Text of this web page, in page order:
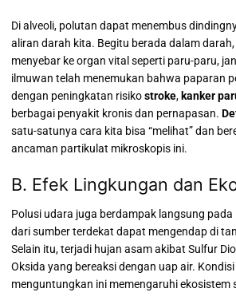
Di alveoli, polutan dapat menembus
aliran darah kita. Begitu berada dalam
menyebar ke organ vital seperti paru-paru,
ilmuwan telah menemukan bahwa paparan
dengan peningkatan risikostroke, kanker
berbagai penyakit kronis dan pernapasan.
satu-satunya cara kita bisa “melihat” dan
ancaman partikulat mikroskopis ini.
B. Efek Lingkungan dan
Polusi udara juga berdampak langsung pada
dari sumber terdekat dapat mengendap di
Selain itu, terjadi hujan asam akibat Sulfur
Oksida yang bereaksi dengan uap air.
menguntungkan ini memengaruhi ekosistem